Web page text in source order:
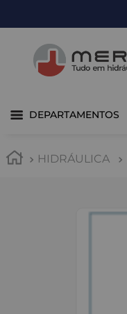
DEPARTAMENTOS
HIDRÁULICA